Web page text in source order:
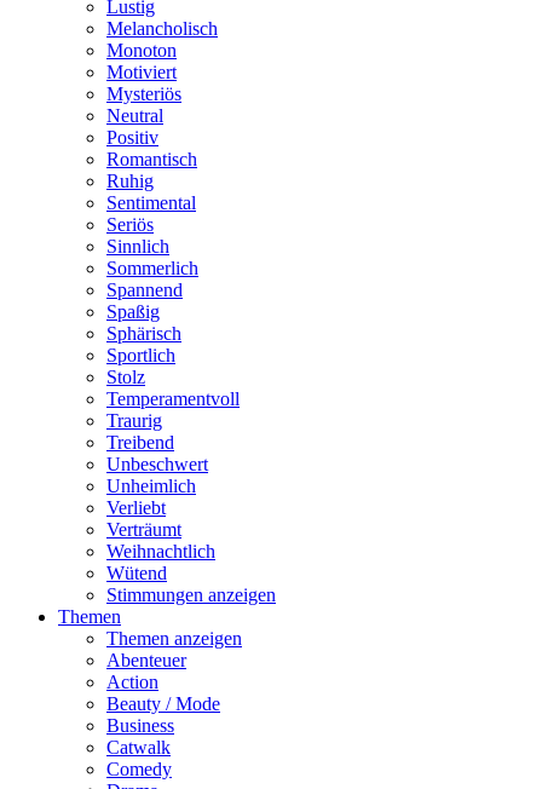
Lustig
Melancholisch
Monoton
Motiviert
Mysteriös
Neutral
Positiv
Romantisch
Ruhig
Sentimental
Seriös
Sinnlich
Sommerlich
Spannend
Spaßig
Sphärisch
Sportlich
Stolz
Temperamentvoll
Traurig
Treibend
Unbeschwert
Unheimlich
Verliebt
Verträumt
Weihnachtlich
Wütend
Stimmungen anzeigen
Themen
Themen anzeigen
Abenteuer
Action
Beauty / Mode
Business
Catwalk
Comedy